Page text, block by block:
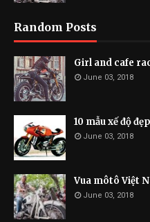
Random Posts
Girl and cafe
June 03, 2018
10 mẫu xế độ
June 03, 2018
Vua môtô Việt
June 03, 2018